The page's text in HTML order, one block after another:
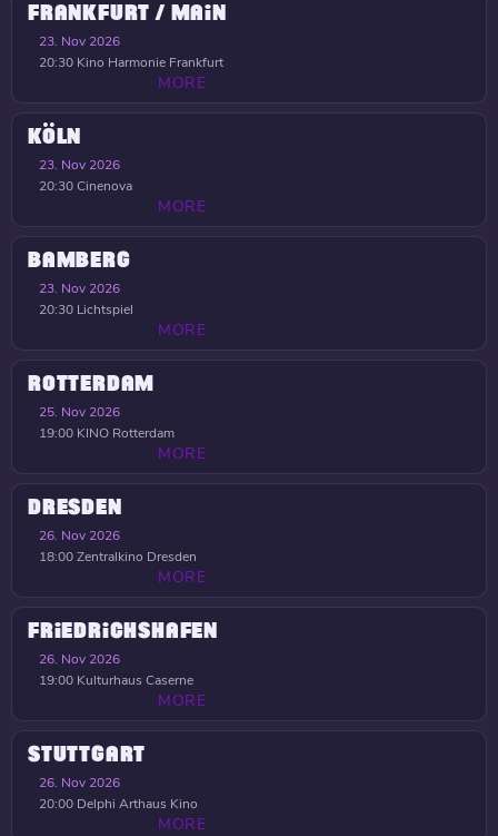
FRANKFURT / MAIN
23. Nov 2026
20:30 Kino Harmonie Frankfurt
MORE
KÖLN
23. Nov 2026
20:30Cinenova
MORE
BAMBERG
23. Nov 2026
20:30 Lichtspiel
MORE
ROTTERDAM
25. Nov 2026
19:00 KINO Rotterdam
MORE
DRESDEN
26. Nov 2026
18:00Zentralkino Dresden
MORE
FRIEDRICHSHAFEN
26. Nov 2026
19:00 Kulturhaus Caserne
MORE
STUTTGART
26. Nov 2026
20:00 Delphi Arthaus Kino
MORE